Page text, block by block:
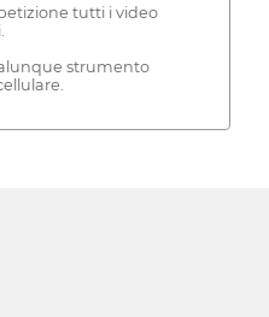
tutti i video
strumento